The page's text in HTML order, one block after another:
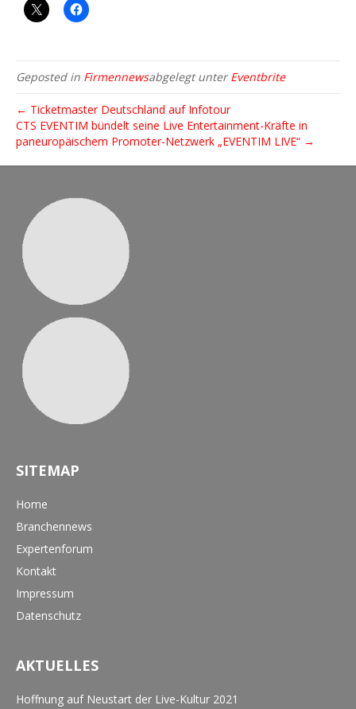
Geposted in Firmennewsabgelegt unterEventbrite
← Ticketmaster Deutschland auf Infotour
CTS EVENTIM bündelt seine Live Entertainment-Kräfte in
paneuropäischem Promoter-Netzwerk „EVENTIM LIVE“ →
SITEMAP
Home
Branchennews
Expertenforum
Kontakt
Impressum
Datenschutz
AKTUELLES
Hoffnung auf Neustart der Live-Kultur 2021